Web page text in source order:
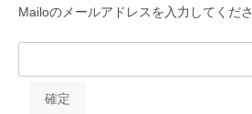
Mailoのメールアドレスを入力してくださ